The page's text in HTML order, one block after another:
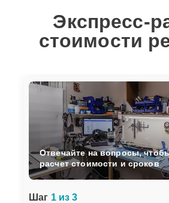
Экспресс-
стоимости
Шаг 1 из 3
Отвечайте на вопросы,
расчет стоимости и сроков